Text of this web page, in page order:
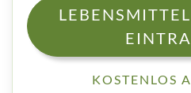
KOSTENLOS